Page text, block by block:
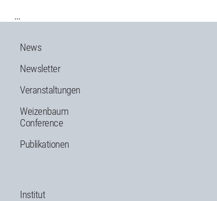
...
News
Newsletter
Veranstaltungen
Weizenbaum
Conference
Publikationen
Institut